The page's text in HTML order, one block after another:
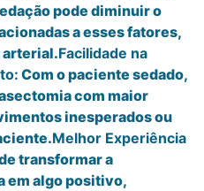
pode diminuir o
a esses fatores,
arterial.Facilidade na
Com o paciente sedado,
com maior
inesperados ou
Melhor Experiência
transformar a
em algo positivo,